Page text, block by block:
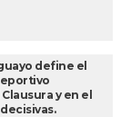
define el
y en el